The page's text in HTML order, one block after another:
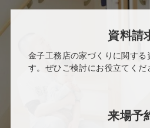
資料請
金子工務店の家づくりに関する
す。ぜひご検討にお役立てくだ
来場予